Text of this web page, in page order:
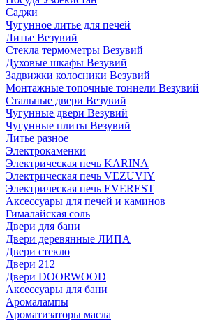
Саджи
Чугунное литье для печей
Литье Везувий
Стекла термометры Везувий
Духовые шкафы Везувий
Задвижки колосники Везувий
Монтажные топочные тоннели Везувий
Стальные двери Везувий
Чугунные двери Везувий
Чугунные плиты Везувий
Литье разное
Электрокаменки
Электрическая печь KARINA
Электрическая печь VEZUVIY
Электрическая печь EVEREST
Аксессуары для печей и каминов
Гималайская соль
Двери для бани
Двери деревянные ЛИПА
Двери стекло
Двери 212
Двери DOORWOOD
Аксессуары для бани
Аромалампы
Ароматизаторы масла